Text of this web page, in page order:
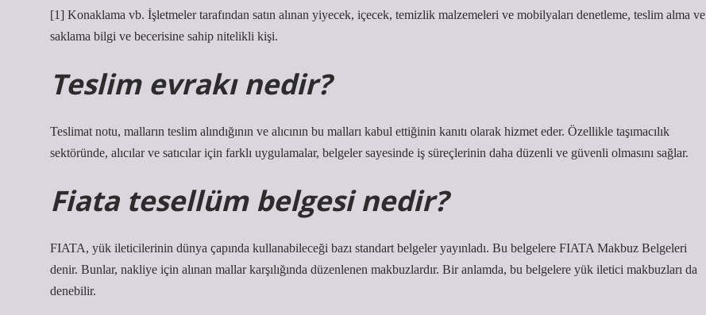
[1] Konaklama vb. İşletmeler tarafından satın alınan yiyecek, içecek, temizlik malzemeleri ve mobilyaları denetleme, teslim alma ve
saklama bilgi ve becerisine sahip nitelikli kişi.
Teslim evrakı nedir?
Teslimat notu, malların teslim alındığının ve alıcının bu malları kabul ettiğinin kanıtı olarak hizmet eder. Özellikle taşımacılık
sektöründe, alıcılar ve satıcılar için farklı uygulamalar, belgeler sayesinde iş süreçlerinin daha düzenli ve güvenli olmasını sağlar.
Fiata tesellüm belgesi nedir?
FIATA, yük ileticilerinin dünya çapında kullanabileceği bazı standart belgeler yayınladı. Bu belgelere FIATA Makbuz Belgeleri
denir. Bunlar, nakliye için alınan mallar karşılığında düzenlenen makbuzlardır. Bir anlamda, bu belgelere yük iletici makbuzları da
denebilir.